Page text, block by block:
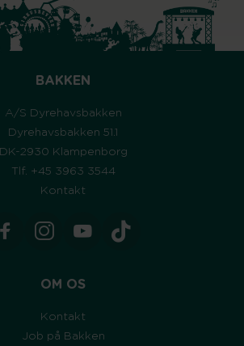
BAKKEN
A/S Dyrehavsbakken
Dyrehavsbakken 51.1
DK-2930 Klampenborg
Tlf. +45 3963 3544
Kontakt
OM OS
Kontakt
Job på Bakken